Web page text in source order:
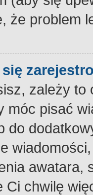
że problem
zależy
móc pisać
do
Ci chwilę